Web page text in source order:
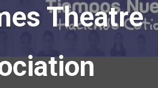
Theatre